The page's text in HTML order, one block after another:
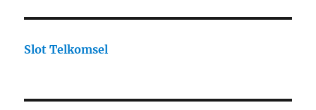
Slot Telkomsel